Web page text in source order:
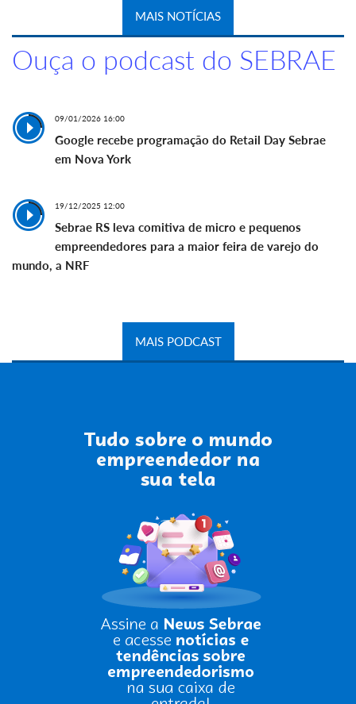
MAIS NOTÍCIAS
Ouça o podcast do SEBRAE
09/01/2026 16:00
Google recebe programação do Retail Day Sebrae
em Nova York
19/12/2025 12:00
Sebrae RS leva comitiva de micro e pequenos
empreendedores para a maior feira de varejo do
mundo, a NRF
MAIS PODCAST